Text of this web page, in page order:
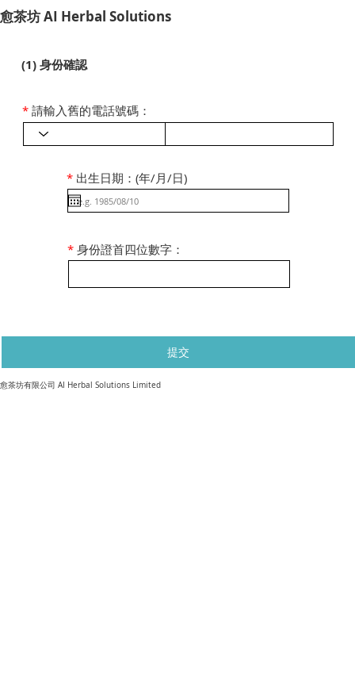
​愈茶坊 AI Herbal Solutions
(1) 身份確認
提交
* 出生日期：(年/月/日)
* 身份證首四位數字：
* 請輸入舊的電話號碼：
​愈茶坊有限公司 AI Herbal Solutions Limited